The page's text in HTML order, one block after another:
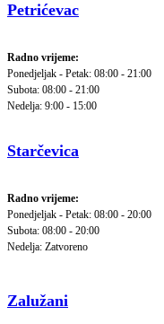
Petrićevac
Radno vrijeme:
Ponedjeljak - Petak: 08:00 - 21:00
Subota: 08:00 - 21:00
Nedelja: 9:00 - 15:00
Starčevica
Radno vrijeme:
Ponedjeljak - Petak: 08:00 - 20:00
Subota: 08:00 - 20:00
Nedelja: Zatvoreno
Zalužani